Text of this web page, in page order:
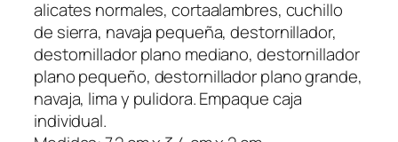
a
s
e
n
M
a
alicates normales, cortaalambres, cuchillo
de sierra, navaja pequeña, destornillador,
destornillador plano mediano, destornillador
plano pequeño, destornillador plano grande,
navaja, lima y pulidora. Empaque caja
individual.